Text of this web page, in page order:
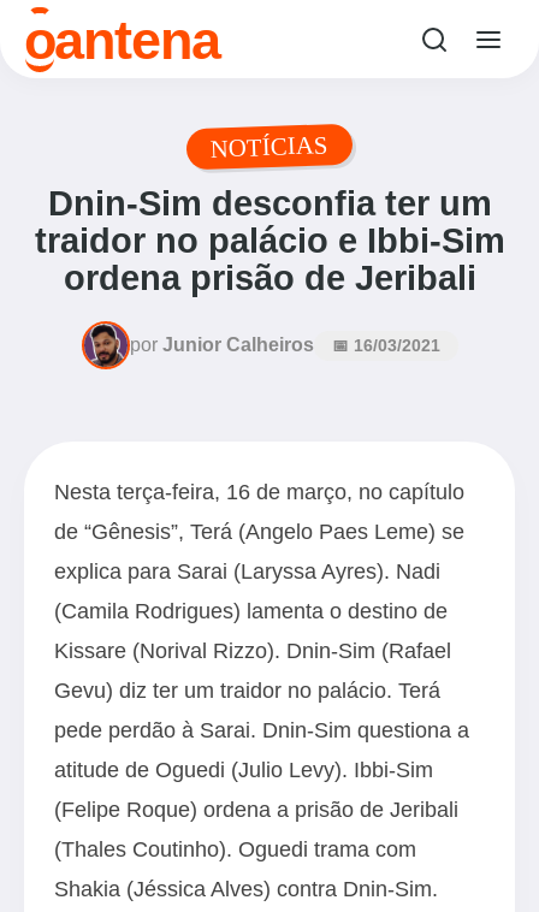
oantena
NOTÍCIAS
Dnin-Sim desconfia ter um
traidor no palácio e Ibbi-Sim
ordena prisão de Jeribali
por Junior Calheiros 📅 16/03/2021
Nesta terça-feira, 16 de março, no capítulo
de “Gênesis”, Terá (Angelo Paes Leme) se
explica para Sarai (Laryssa Ayres). Nadi
(Camila Rodrigues) lamenta o destino de
Kissare (Norival Rizzo). Dnin-Sim (Rafael
Gevu) diz ter um traidor no palácio. Terá
pede perdão à Sarai. Dnin-Sim questiona a
atitude de Oguedi (Julio Levy). Ibbi-Sim
(Felipe Roque) ordena a prisão de Jeribali
(Thales Coutinho). Oguedi trama com
Shakia (Jéssica Alves) contra Dnin-Sim.